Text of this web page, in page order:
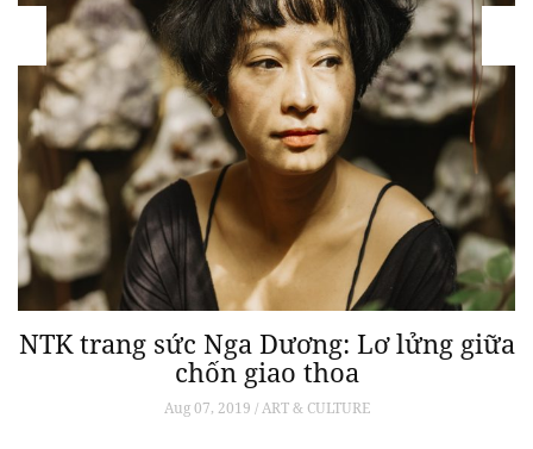
NTK trang sức Nga Dương: Lơ lửng giữa
chốn giao thoa
Aug 07, 2019 / ART & CULTURE